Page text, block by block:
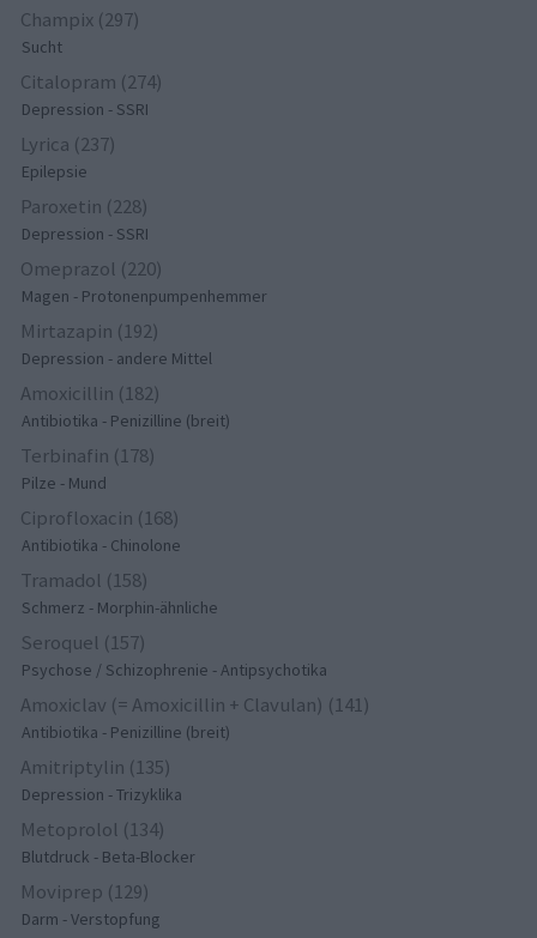
Champix (297)
Sucht
Citalopram (274)
Depression - SSRI
Lyrica (237)
Epilepsie
Paroxetin (228)
Depression - SSRI
Omeprazol (220)
Magen - Protonenpumpenhemmer
Mirtazapin (192)
Depression - andere Mittel
Amoxicillin (182)
Antibiotika - Penizilline (breit)
Terbinafin (178)
Pilze - Mund
Ciprofloxacin (168)
Antibiotika - Chinolone
Tramadol (158)
Schmerz - Morphin-ähnliche
Seroquel (157)
Psychose / Schizophrenie - Antipsychotika
Amoxiclav (= Amoxicillin + Clavulan) (141)
Antibiotika - Penizilline (breit)
Amitriptylin (135)
Depression - Trizyklika
Metoprolol (134)
Blutdruck - Beta-Blocker
Moviprep (129)
Darm - Verstopfung